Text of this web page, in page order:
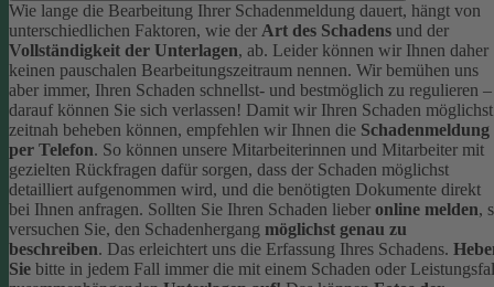
Wie lange die Bearbeitung Ihrer Schadenmeldung dauert, hängt von
unterschiedlichen Faktoren, wie der Art des Schadens und der
Vollständigkeit der Unterlagen, ab. Leider können wir Ihnen daher
keinen pauschalen Bearbeitungszeitraum nennen. Wir bemühen uns
aber immer, Ihren Schaden schnellst- und bestmöglich zu regulieren –
darauf können Sie sich verlassen! Damit wir Ihren Schaden möglichst
zeitnah beheben können, empfehlen wir Ihnen die Schadenmeldung
per Telefon. So können unsere Mitarbeiterinnen und Mitarbeiter mit
gezielten Rückfragen dafür sorgen, dass der Schaden möglichst
detailliert aufgenommen wird, und die benötigten Dokumente direkt
bei Ihnen anfragen. Sollten Sie Ihren Schaden lieber online melden,
versuchen Sie, den Schadenhergang möglichst genau zu
beschreiben. Das erleichtert uns die Erfassung Ihres Schadens.
Sie bitte in jedem Fall immer die mit einem Schaden oder